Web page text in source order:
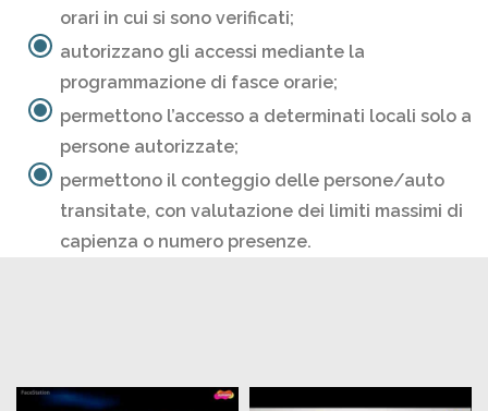
orari in cui si sono verificati;
autorizzano gli accessi mediante la
programmazione di fasce orarie;
permettono l’accesso a determinati locali solo a
persone autorizzate;
permettono il conteggio delle persone/auto
transitate, con valutazione dei limiti massimi di
capienza o numero presenze.